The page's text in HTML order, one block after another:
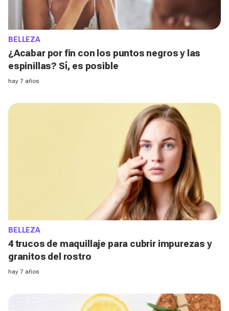
BELLEZA
¿Acabar por fin con los puntos negros y las
espinillas? Sí, es posible
hay 7 años
BELLEZA
4 trucos de maquillaje para cubrir impurezas y
granitos del rostro
hay 7 años